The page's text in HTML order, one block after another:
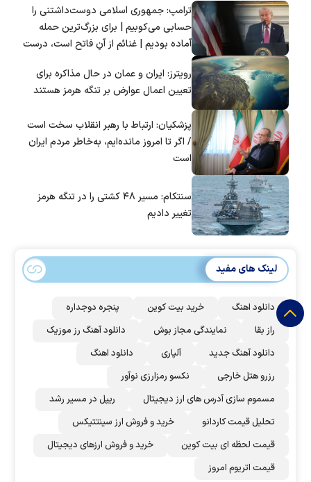
ترامپ: جمهوری اسلامی دوست‌داشتنی را
حسابی می‌کوبیم | برای بزرگ‌ترین حمله
آماده بودیم | غنائم از آنِ فاتح است، درست
رویترز: ایران و عمان در حال مذاکره برای
تعیین اعمال عوارض بر تنگه هرمز هستند
پزشکیان: ارتباط با رهبر انقلاب سخت است
/ اگر تا امروز مانده‌ایم، به‌خاطر مردم ایران
است
سنتکام: مسیر ۴۸ کشتی را در تنگه هرمز
تغییر دادیم
لینک های مفید
دانلود اهنگ خرید بیت کوین
پنجره دوجداره
راز بقا
نمایندگی مجاز بوش
دانلود آهنگ رز‌ موزیک
دانلود آهنگ جدید
آلپاری
دانلود اهنگ
رزرو هتل خارجی
نکسو رمزارزی نوآور
مسموم سازی آدرس های ارز دیجیتال
ریپل در مسیر رشد
تحلیل قیمت کاردانو
خرید و فروش ارز سینتتیکس
قیمت لحظه ای بیت کوین
خرید و فروش ارزهای دیجیتال
قیمت اتریوم امروز